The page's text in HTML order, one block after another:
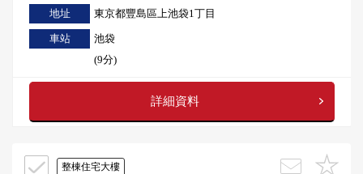
地址 東京都豐島區上池袋1丁目
車站
池袋
(9分)
詳細資料
整棟住宅大樓